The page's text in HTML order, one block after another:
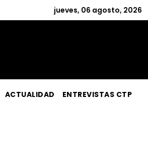
jueves, 06 agosto, 2026
ACTUALIDAD ENTREVISTAS CTP